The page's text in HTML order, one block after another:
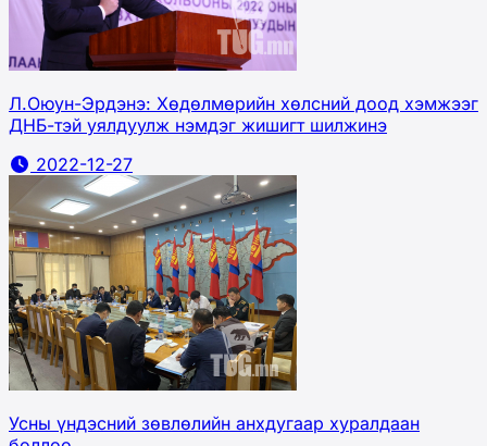
Л.Оюун-Эрдэнэ: Хөдөлмөрийн хөлсний доод хэмжээг
ДНБ-тэй уялдуулж нэмдэг жишигт шилжинэ
2022-12-27
Усны үндэсний зөвлөлийн анхдугаар хуралдаан